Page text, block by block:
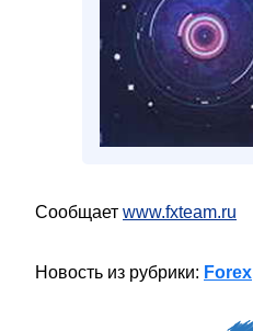
Сообщает www.fxteam.ru
Новость из рубрики: Forex